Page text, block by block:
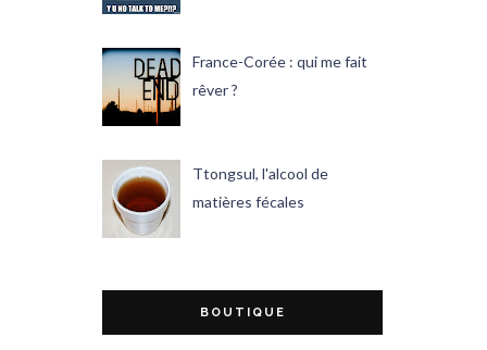
France-Corée : qui me fait
rêver ?
Ttongsul, l'alcool de
matières fécales
BOUTIQUE